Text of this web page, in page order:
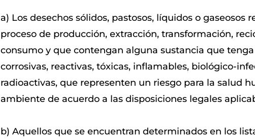
a) Los desechos sólidos, pastosos, líquidos o gaseosos
proceso de producción, extracción, transformación,
consumo y que contengan alguna sustancia que
corrosivas, reactivas, tóxicas, inflamables, biológico-
radioactivas, que representen un riesgo para la salud
ambiente de acuerdo a las disposiciones legales
b) Aquellos que se encuentran determinados en los